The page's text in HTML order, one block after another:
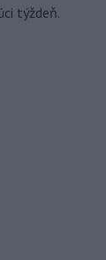
týždeň.